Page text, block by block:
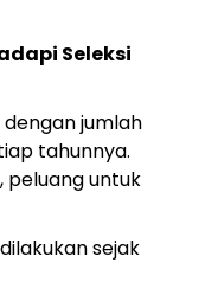
Seleksi
dengan jumlah
tahunnya.
peluang untuk
sejak